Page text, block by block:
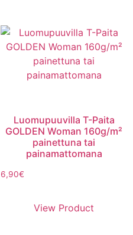
Luomupuuvilla T-Paita
GOLDEN Woman 160g/m²
painettuna tai
painamattomana
6,90€
View Product